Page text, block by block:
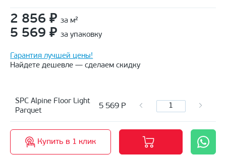
2 856 ₽ за м²
5 569 ₽ за упаковку
Гарантия лучшей цены!
Найдете дешевле — сделаем скидку
SPC Alpine Floor Light
Parquet
5 569 Р
Купить в 1 клик